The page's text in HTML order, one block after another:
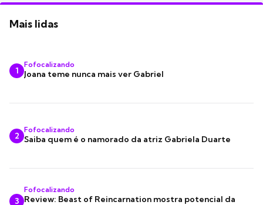
Mais lidas
1
Fofocalizando
Joana teme nunca mais ver Gabriel
2
Fofocalizando
Saiba quem é o namorado da atriz Gabriela Duarte
3
Fofocalizando
Review: Beast of Reincarnation mostra potencial da